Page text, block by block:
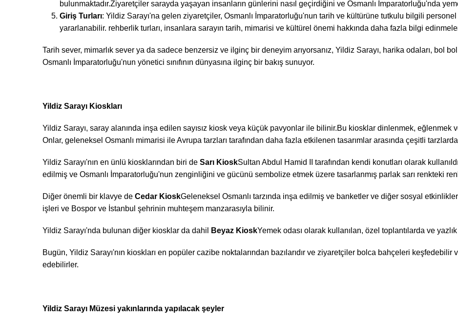
bulunmaktadır.Ziyaretçiler sarayda yaşayan insanların günlerini nasıl geçirdiğini ve Osmanlı İmparatorluğu'nda
Giriş Turları: Yildiz Sarayı'na gelen ziyaretçiler, Osmanlı İmparatorluğu'nun tarih ve kültürüne tutkulu bilgili
yararlanabilir. rehberlik turları, insanlara sarayın tarih, mimarisi ve kültürel önemi hakkında daha fazla bilgi
Tarih sever, mimarlık sever ya da sadece benzersiz ve ilginç bir deneyim arıyorsanız, Yildiz Sarayı, harika odaları, bol
Osmanlı İmparatorluğu'nun yönetici sınıfının dünyasına ilginç bir bakış sunuyor.
Yildiz Sarayı Kioskları
Yildiz Sarayı, saray alanında inşa edilen sayısız kiosk veya küçük pavyonlar ile bilinir.Bu kiosklar dinlenmek, eğlenmek
Onlar, geleneksel Osmanlı mimarisi ile Avrupa tarzları tarafından daha fazla etkilenen tasarımlar arasında çeşitli tarzlarda
Yildiz Sarayı'nın en ünlü kiosklarından biri de Sarı KioskSultan Abdul Hamid II tarafından kendi konutları olarak
edilmiş ve Osmanlı İmparatorluğu'nun zenginliğini ve gücünü sembolize etmek üzere tasarlanmış parlak sarı renkteki
Diğer önemli bir klavye de Cedar KioskGeleneksel Osmanlı tarzında inşa edilmiş ve banketler ve diğer sosyal
işleri ve Bospor ve İstanbul şehrinin muhteşem manzarasıyla bilinir.
Yildiz Sarayı'nda bulunan diğer kiosklar da dahil Beyaz KioskYemek odası olarak kullanılan, özel toplantılarda ve
Bugün, Yildiz Sarayı'nın kioskları en popüler cazibe noktalarından bazılarıdır ve ziyaretçiler bolca bahçeleri keşfedebilir
edebilirler.
Yildiz Sarayı Müzesi yakınlarında yapılacak şeyler